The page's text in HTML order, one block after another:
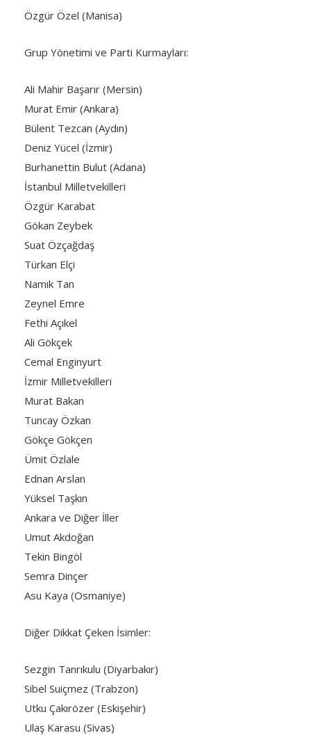
Özgür Özel (Manisa)
Grup Yönetimi ve Parti Kurmayları:
Ali Mahir Başarır (Mersin)
Murat Emir (Ankara)
Bülent Tezcan (Aydın)
Deniz Yücel (İzmir)
Burhanettin Bulut (Adana)
İstanbul Milletvekilleri
Özgür Karabat
Gökan Zeybek
Suat Özçağdaş
Türkan Elçi
Namık Tan
Zeynel Emre
Fethi Açıkel
Ali Gökçek
Cemal Enginyurt
İzmir Milletvekilleri
Murat Bakan
Tuncay Özkan
Gökçe Gökçen
Ümit Özlale
Ednan Arslan
Yüksel Taşkın
Ankara ve Diğer İller
Umut Akdoğan
Tekin Bingöl
Semra Dinçer
Asu Kaya (Osmaniye)
Diğer Dikkat Çeken İsimler:
Sezgin Tanrıkulu (Diyarbakır)
Sibel Suiçmez (Trabzon)
Utku Çakırözer (Eskişehir)
Ulaş Karasu (Sivas)